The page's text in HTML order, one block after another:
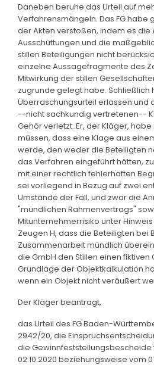
Daneben beruhe das Urteil auf
Verfahrensmängeln. Das FG habe
der Akten verstoßen, indem es die
Ausschüttungen und die
stillen Beteiligungen nicht
einzelne Aussagefragmente des
Mitwirkung der stillen
zugrunde gelegt habe. Schließlich
Überraschungsurteil erlassen und
--nicht sachkundig vertretenen--
Gehör verletzt. Er, der Kläger,
müssen, dass eine Klage aus
werde, den weder die Beteiligten
das Verfahren eingeführt hätten,
mit einer rechtlich fehlerhaften
sei vorliegend in Bezug auf zwei
Umstände der Fall, und zwar die
"mündlichen Rahmenvertrags"
Mitunternehmerrisiko unter
Zeugen H, dass die Beteiligten bei
Zusammenarbeit mündlich
die GmbH den Stillen einen fiktiven
Grundlage der Objektkalkulation
wenn ein Objekt nicht veräußert
Der Kläger beantragt,
das Urteil des FG Baden-
2942/20, die
die Gewinnfeststellungsbescheide
02.10.2020 beziehungsweise vom